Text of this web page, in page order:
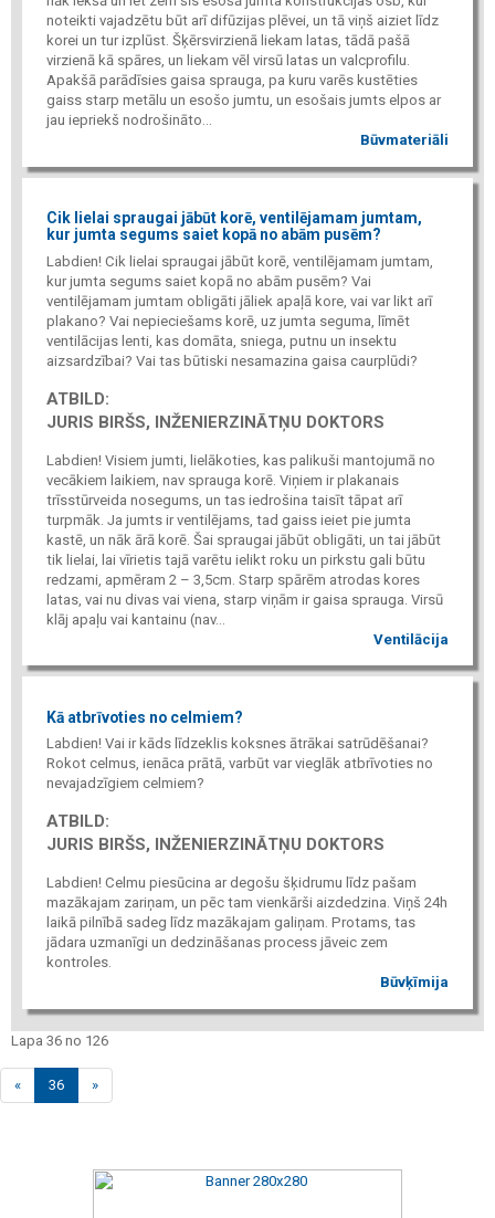
noteikti vajadzētu būt arī difūzijas plēvei, un tā viņš aiziet līdz
korei un tur izplūst. Šķērsvirzienā liekam latas, tādā pašā
virzienā kā spāres, un liekam vēl virsū latas un valcprofilu.
Apakšā parādīsies gaisa sprauga, pa kuru varēs kustēties
gaiss starp metālu un esošo jumtu, un esošais jumts elpos ar
jau iepriekš nodrošināto...
Būvmateriāli
Cik lielai spraugai jābūt korē, ventilējamam jumtam,
kur jumta segums saiet kopā no abām pusēm?
Labdien! Cik lielai spraugai jābūt korē, ventilējamam jumtam,
kur jumta segums saiet kopā no abām pusēm? Vai
ventilējamam jumtam obligāti jāliek apaļā kore, vai var likt arī
plakano? Vai nepieciešams korē, uz jumta seguma, līmēt
ventilācijas lenti, kas domāta, sniega, putnu un insektu
aizsardzībai? Vai tas būtiski nesamazina gaisa caurplūdi?
ATBILD:
JURIS BIRŠS, INŽENIERZINĀTŅU DOKTORS
Labdien! Visiem jumti, lielākoties, kas palikuši mantojumā no
vecākiem laikiem, nav sprauga korē. Viņiem ir plakanais
trīsstūrveida nosegums, un tas iedrošina taisīt tāpat arī
turpmāk. Ja jumts ir ventilējams, tad gaiss ieiet pie jumta
kastē, un nāk ārā korē. Šai spraugai jābūt obligāti, un tai jābūt
tik lielai, lai vīrietis tajā varētu ielikt roku un pirkstu gali būtu
redzami, apmēram 2 – 3,5cm. Starp spārēm atrodas kores
latas, vai nu divas vai viena, starp viņām ir gaisa sprauga. Virsū
klāj apaļu vai kantainu (nav...
Ventilācija
Kā atbrīvoties no celmiem?
Labdien! Vai ir kāds līdzeklis koksnes ātrākai satrūdēšanai?
Rokot celmus, ienāca prātā, varbūt var vieglāk atbrīvoties no
nevajadzīgiem celmiem?
ATBILD:
JURIS BIRŠS, INŽENIERZINĀTŅU DOKTORS
Labdien! Celmu piesūcina ar degošu šķidrumu līdz pašam
mazākajam zariņam, un pēc tam vienkārši aizdedzina. Viņš 24h
laikā pilnībā sadeg līdz mazākajam galiņam. Protams, tas
jādara uzmanīgi un dedzināšanas process jāveic zem
kontroles.
Būvķīmija
Lapa 36 no 126
« 36 »